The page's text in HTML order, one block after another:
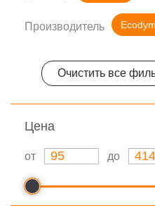
Производитель Ecodym
Очистить все
Цeна
от до